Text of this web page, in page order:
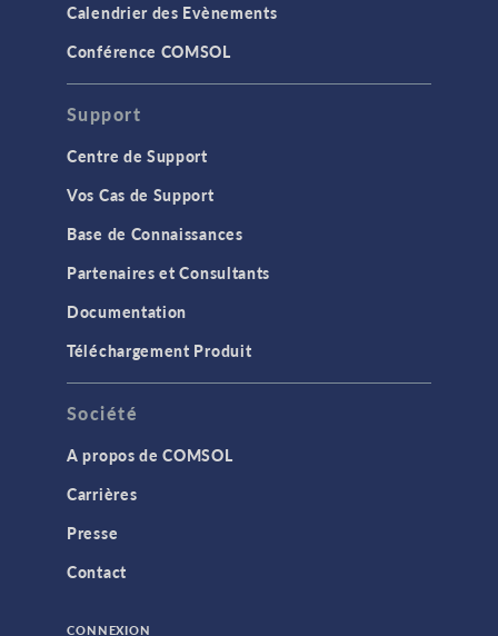
Calendrier des Evènements
Conférence COMSOL
Support
Centre de Support
Vos Cas de Support
Base de Connaissances
Partenaires et Consultants
Documentation
Téléchargement Produit
Société
A propos de COMSOL
Carrières
Presse
Contact
CONNEXION